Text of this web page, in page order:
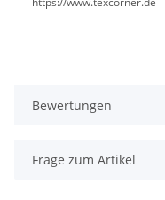
Bewertungen
Frage zum Artikel